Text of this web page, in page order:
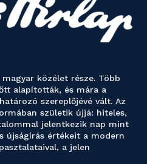
közélet része. Több
alapították, és mára a
szereplőjévé vált. Az
születik újjá: hiteles,
jelentkezik nap mint
újságírás értékeit a modern
a jelen